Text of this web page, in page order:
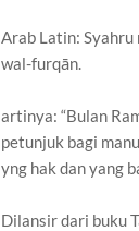
Arab Latin:
wal-furqān.
artinya: “Bulan
petunjuk bagi
yng hak dan yang
Dilansir dari buku